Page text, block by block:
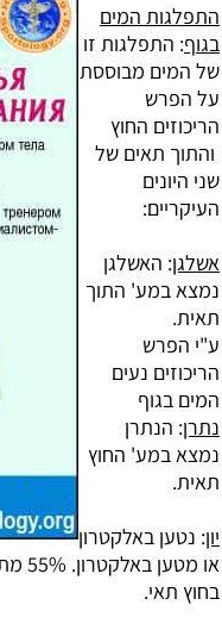
התפלגות המים
בגוף: התפלגות זו
של המים מבוססת
על הפרש
הריכוזים החוץ
והתוך תאים של
שני היונים
העיקריים:
אשלגן: האשלגן
נמצא במע' התוך
תאית.
ע"י הפרש
הריכוזים נעים
המים בגוף
נתרן: הנתרן
נמצא במע' החוץ
תאית.
יון: נטען באלקטרון
בחוץ תאי.